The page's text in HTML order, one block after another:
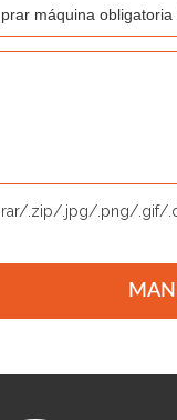
.zip/.jpg/.png/.gif/